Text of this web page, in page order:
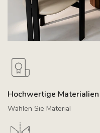
Hochwertige Materialien
Wählen Sie Material